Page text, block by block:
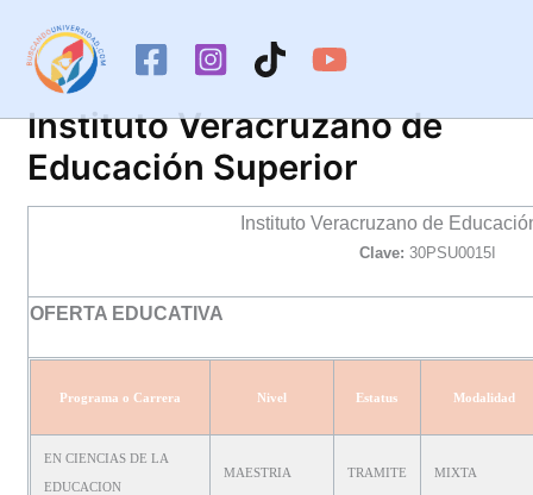
contenido
Instituto Veracruzano de
Educación Superior
Instituto Veracruzano de
Clave: 30PSU0015I
OFERTA EDUCATIVA
Programa o Carrera Nivel Estatus Modalidad
EN CIENCIAS DE LA
EDUCACION
MAESTRIA TRAMITE MIXTA